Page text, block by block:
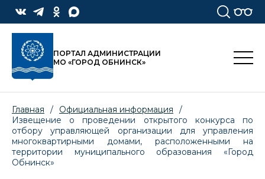
ПОРТАЛ АДМИНИСТРАЦИИ
МО «ГОРОД ОБНИНСК»
Главная / Официальная информация
/
Извещение о проведении открытого конкурса по
отбору управляющей организации для управления
многоквартирными домами, расположенными на
территории муниципального образования «Город
Обнинск»